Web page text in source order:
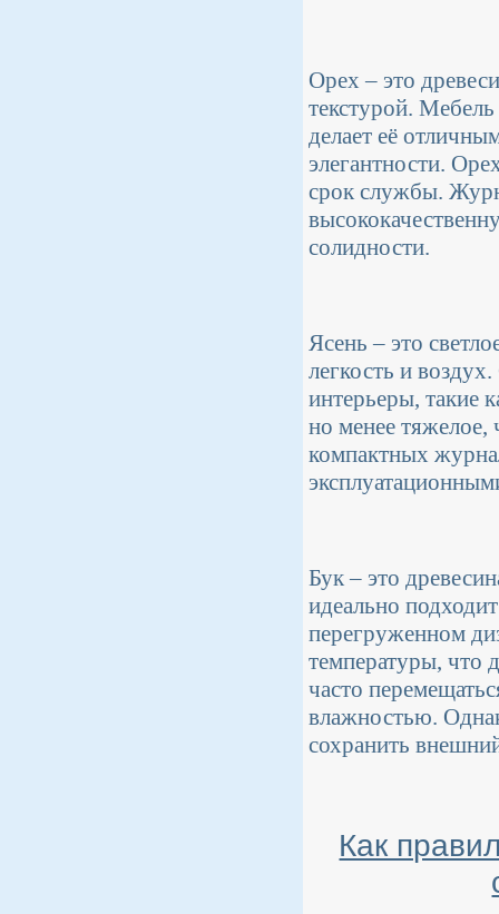
Орех – это
текстурой.
делает её
элегантности.
срок службы.
солидности.
Ясень – это
легкость и
интерьеры, такие
но менее тяжелое,
компактных
Бук – это
идеально
перегруженном
температуры, что
часто
влажностью.
сохранить
Как